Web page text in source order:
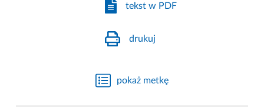
tekst w PDF
drukuj
pokaż metkę